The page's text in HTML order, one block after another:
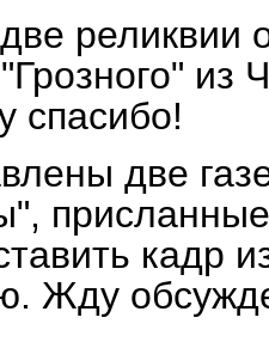
реликвии
из
спасибо!
две
кадр
Жду